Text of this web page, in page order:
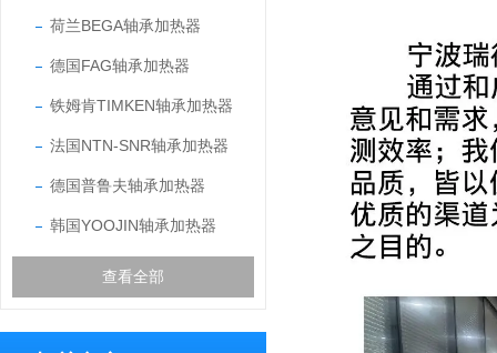
荷兰BEGA轴承加热器
德国FAG轴承加热器
铁姆肯TIMKEN轴承加热器
法国NTN-SNR轴承加热器
德国普鲁夫轴承加热器
韩国YOOJIN轴承加热器
查看全部